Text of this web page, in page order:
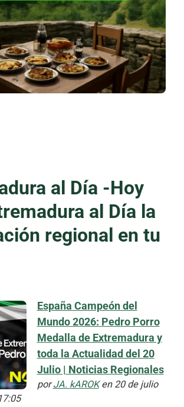
al Día -Hoy
al Día la
regional en tu
España Campeón del
Mundo 2026: Pedro Porro
Medalla de Extremadura y
toda la Actualidad del 20
Julio | Noticias Regionales
porJA. kAROKen 20 de julio